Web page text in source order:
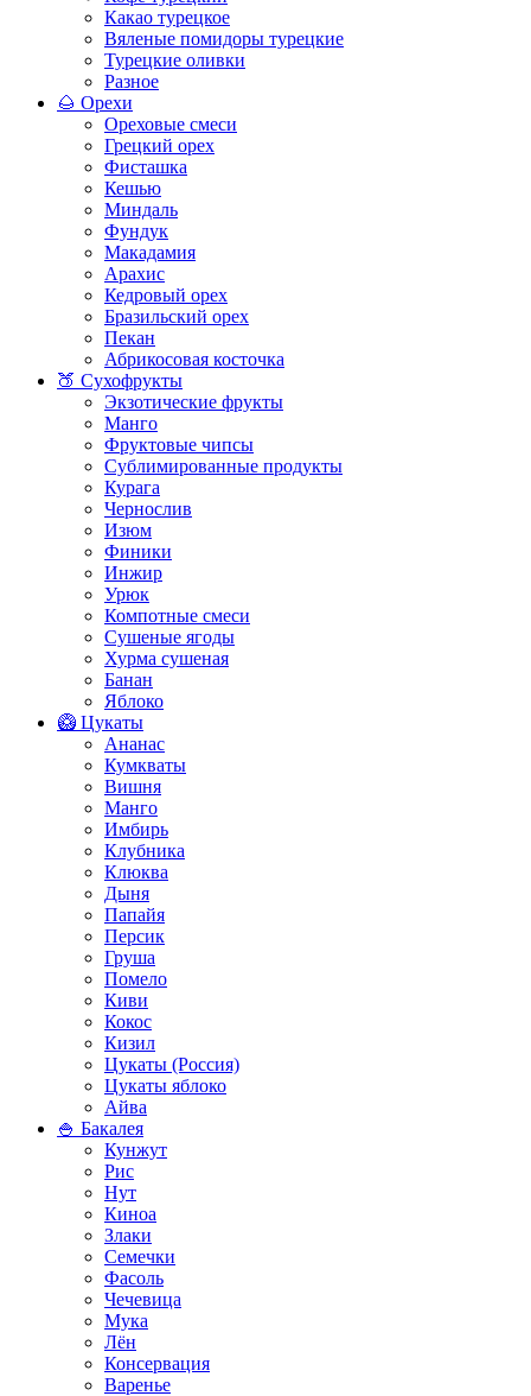
Какао турецкое
Вяленые помидоры турецкие
Турецкие оливки
Разное
🌰 Орехи
Ореховые смеси
Грецкий орех
Фисташка
Кешью
Миндаль
Фундук
Макадамия
Арахис
Кедровый орех
Бразильский орех
Пекан
Абрикосовая косточка
🍑 Сухофрукты
Экзотические фрукты
Манго
Фруктовые чипсы
Сублимированные продукты
Курага
Чернослив
Изюм
Финики
Инжир
Урюк
Компотные смеси
Сушеные ягоды
Хурма сушеная
Банан
Яблоко
🥝 Цукаты
Ананас
Кумкваты
Вишня
Манго
Имбирь
Клубника
Клюква
Дыня
Папайя
Персик
Груша
Помело
Киви
Кокос
Кизил
Цукаты (Россия)
Цукаты яблоко
Айва
🍚 Бакалея
Кунжут
Рис
Нут
Киноа
Злаки
Семечки
Фасоль
Чечевица
Мука
Лён
Консервация
Варенье